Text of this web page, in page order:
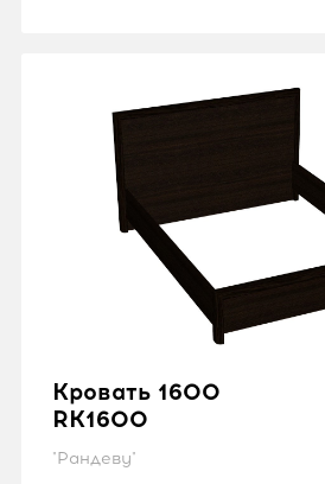
Кровать 1600
RK1600
"Рандеву"